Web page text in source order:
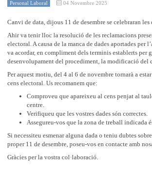
Personal Laboral 04 Novembre 2025
Canvi de data, dijous 11 de desembre se celebraran
Ahir va tenir lloc la resolució de les reclamacions
electoral. A causa de la manca de dades aportades per
va acordar, en compliment dels terminis establerts per
desenvolupament del procediment, la modificació del
Per aquest motiu, del 4 al 6 de novembre tornarà a
cens electoral. Us recomanem que:
Comproveu que apareixeu al cens penjat al
centre.
Verifiqueu que les vostres dades són correctes.
Assegureu-vos que la zona de treball indicada
Si necessiteu esmenar alguna dada o teniu dubtes
proper 11 de desembre, poseu-vos en contacte amb
Gràcies per la vostra col·laboració.